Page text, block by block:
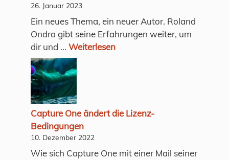
26. Januar 2023
Ein neues Thema, ein neuer Autor. Roland
Ondra gibt seine Erfahrungen weiter, um
dir und ... Weiterlesen
Capture One ändert die Lizenz-
Bedingungen
10. Dezember 2022
Wie sich Capture One mit einer Mail seiner